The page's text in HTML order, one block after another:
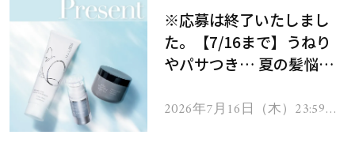
※応募は終了いたしまし
た。【7/16まで】うねり
やパサつき… 夏の髪悩み
ムを13名様にプレゼン
2026年7月16日（木）23:59ま